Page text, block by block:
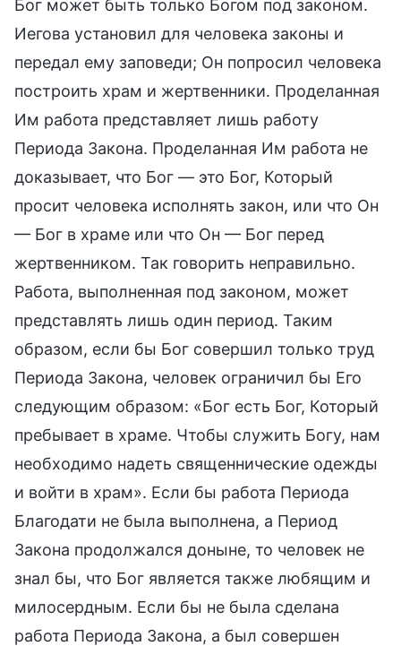
Бог может быть только Богом под законом.
Иегова установил для человека законы и
передал ему заповеди; Он попросил человека
построить храм и жертвенники. Проделанная
Им работа представляет лишь работу
Периода Закона. Проделанная Им работа не
доказывает, что Бог — это Бог, Который
просит человека исполнять закон, или что Он
— Бог в храме или что Он — Бог перед
жертвенником. Так говорить неправильно.
Работа, выполненная под законом, может
представлять лишь один период. Таким
образом, если бы Бог совершил только труд
Периода Закона, человек ограничил бы Его
следующим образом: «Бог есть Бог, Который
пребывает в храме. Чтобы служить Богу, нам
необходимо надеть священнические одежды
и войти в храм». Если бы работа Периода
Благодати не была выполнена, а Период
Закона продолжался доныне, то человек не
знал бы, что Бог является также любящим и
милосердным. Если бы не была сделана
работа Периода Закона, а был совершен